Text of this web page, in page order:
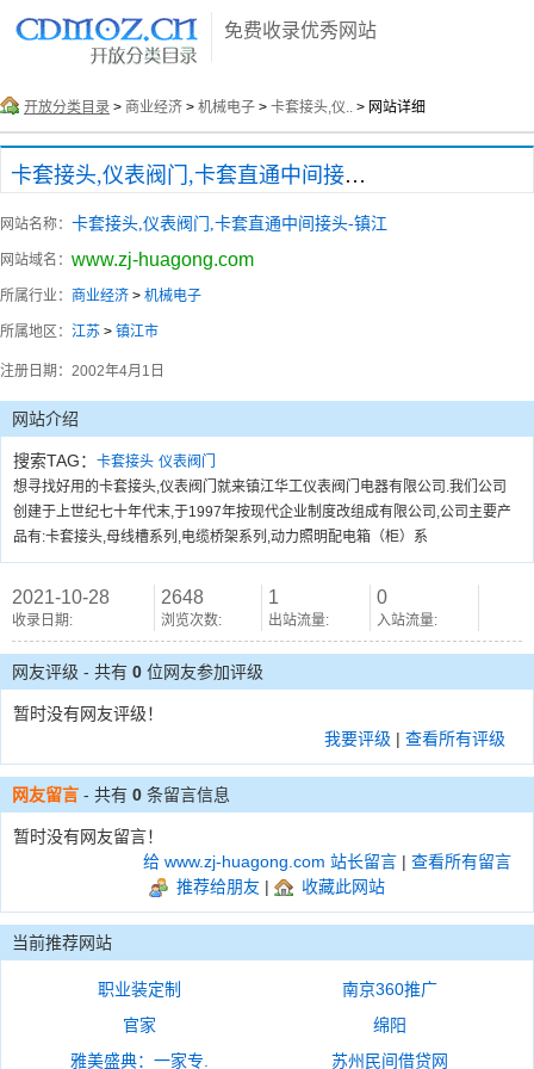
免费收录优秀网站
开放分类目录 > 商业经济 > 机械电子 > 卡套接头,仪.. > 网站详细
卡套接头,仪表阀门,卡套直通中间接头-镇江
网站名称： 卡套接头,仪表阀门,卡套直通中间接头-镇江
网站域名： www.zj-huagong.com
所属行业： 商业经济 > 机械电子
所属地区： 江苏 > 镇江市
注册日期： 2002年4月1日
网站介绍
搜索TAG： 卡套接头 仪表阀门
想寻找好用的卡套接头,仪表阀门就来镇江华工仪表阀门电器有限公司.我们公司
创建于上世纪七十年代末,于1997年按现代企业制度改组成有限公司,公司主要产
品有:卡套接头,母线槽系列,电缆桥架系列,动力照明配电箱（柜）系
2021-10-28
收录日期:
2648
浏览次数:
1
出站流量:
0
入站流量:
网友评级 - 共有 0 位网友参加评级
暂时没有网友评级！
我要评级 | 查看所有评级
网友留言 - 共有 0 条留言信息
暂时没有网友留言！
给 www.zj-huagong.com 站长留言 | 查看所有留言
推荐给朋友 | 收藏此网站
当前推荐网站
职业装定制
南京360推广
官家
绵阳
雅美盛典：一家专.
苏州民间借贷网